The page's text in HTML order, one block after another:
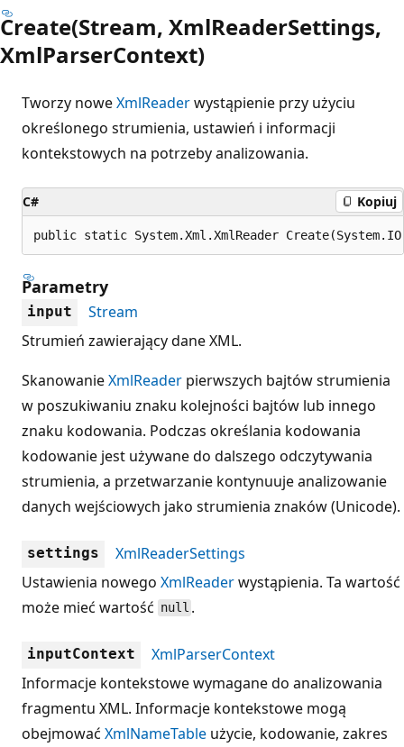
Create(Stream, XmlReaderSettings,
XmlParserContext)
Tworzy noweXmlReaderwystąpienie przy użyciu
określonego strumienia, ustawień i informacji
kontekstowych na potrzeby analizowania.
C# Kopiuj
public static System.Xml.XmlReader
Parametry
input
Stream
Strumień zawierający dane XML.
SkanowanieXmlReader pierwszych bajtów strumienia
w poszukiwaniu znaku kolejności bajtów lub innego
znaku kodowania. Podczas określania kodowania
kodowanie jest używane do dalszego odczytywania
strumienia, a przetwarzanie kontynuuje analizowanie
danych wejściowych jako strumienia znaków (Unicode).
settings
XmlReaderSettings
Ustawienia nowego XmlReaderwystąpienia. Ta wartość
może mieć wartość null .
inputContext
XmlParserContext
Informacje kontekstowe wymagane do analizowania
fragmentu XML. Informacje kontekstowe mogą
obejmować XmlNameTable użycie, kodowanie, zakres